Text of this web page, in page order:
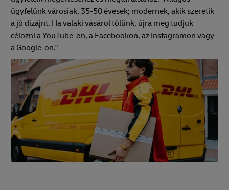
ügyfelünk városiak, 35-50 évesek; modernek, akik szeretik
a jó dizájnt. Ha valaki vásárol tőlünk, újra meg tudjuk
célozni a YouTube-on, a Facebookon, az Instagramon vagy
a Google-on."